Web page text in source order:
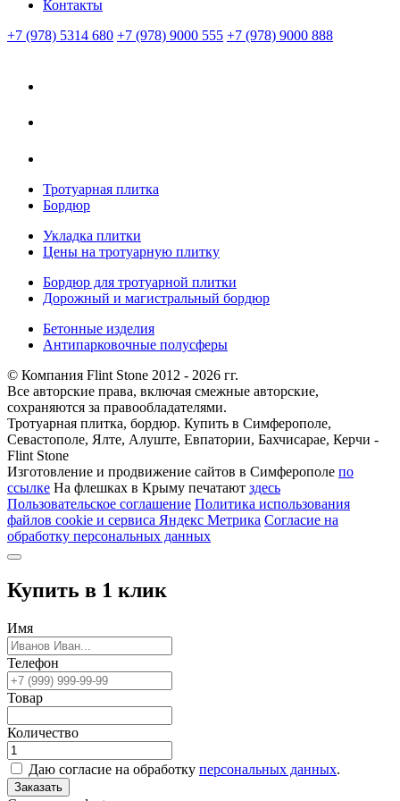
Контакты
+7 (978) 5314 680 +7 (978) 9000 555 +7 (978) 9000 888
Тротуарная плитка
Бордюр
Укладка плитки
Цены на тротуарную плитку
Бордюр для тротуарной плитки
Дорожный и магистральный бордюр
Бетонные изделия
Антипарковочные полусферы
© Компания Flint Stone 2012 - 2026 гг.
Все авторские права, включая смежные авторские,
сохраняются за правообладателями.
Тротуарная плитка, бордюр. Купить в Симферополе,
Севастополе, Ялте, Алуште, Евпатории, Бахчисарае, Керчи -
Flint Stone
Изготовление и продвижение сайтов в Симферополе по
ссылке На флешках в Крыму печатают здесь
Пользовательское соглашение Политика использования
файлов cookie и сервиса Яндекс Метрика Согласие на
обработку персональных данных
Купить в 1 клик
Имя
Телефон
Товар
Количество
Даю согласие на обработку персональных данных.
Заказать